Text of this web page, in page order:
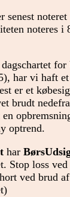
senest
noteres i
for
har vi haft
er et
brudt
optrend.
har
Stop loss
ved brud